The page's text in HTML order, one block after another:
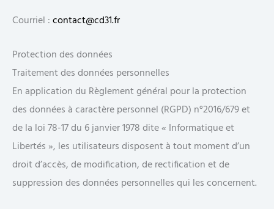
Courriel :contact@cd31.fr
Protection des données
Traitement des données personnelles
En application du Règlement général pour la protection
des données à caractère personnel (RGPD) n°2016/679 et
de la loi 78-17 du 6 janvier 1978 dite « Informatique et
Libertés », les utilisateurs disposent à tout moment d’un
droit d’accès, de modification, de rectification et de
suppression des données personnelles qui les concernent.